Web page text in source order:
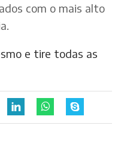
com o mais alto
e tire todas as